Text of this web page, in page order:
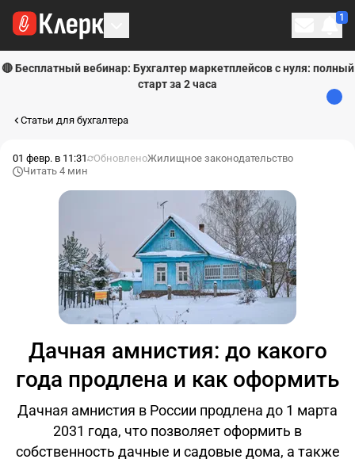
1
🔴 Бесплатный вебинар: Бухгалтер маркетплейсов с нуля: полный
старт за 2 часа
Статьи для бухгалтера
01 февр. в 11:31 ОбновленоЖилищное законодательство
Читать 4 мин
Дачная амнистия: до какого
года продлена и как оформить
Дачная амнистия в России продлена до 1 марта
2031 года, что позволяет оформить в
собственность дачные и садовые дома, а также